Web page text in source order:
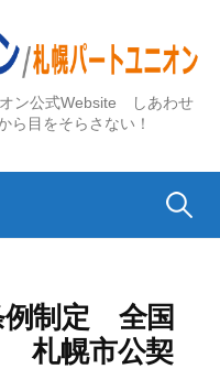
ン公式Website しあわせ
目をそらさない！
検
例制定 全国
市公契